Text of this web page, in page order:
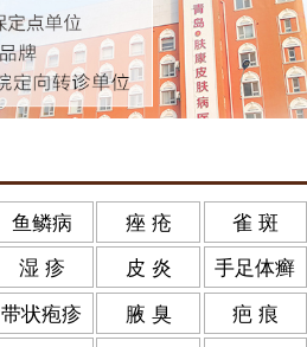
鱼鳞病 痤 疮 雀 斑
湿 疹 皮 炎 手足体癣
带状疱疹 腋 臭 疤 痕